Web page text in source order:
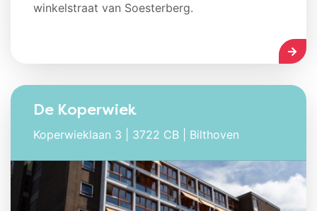
winkelstraat van Soesterberg.
De Koperwiek
Koperwieklaan 3 | 3722 CB | Bilthoven